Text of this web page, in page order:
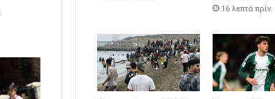
16 λεπτά πρίν